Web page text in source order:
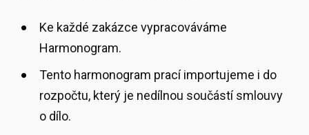
Ke každé zakázce vypracováváme
Harmonogram.
Tento harmonogram prací importujeme i do
rozpočtu, který je nedílnou součástí smlouvy
o dílo.